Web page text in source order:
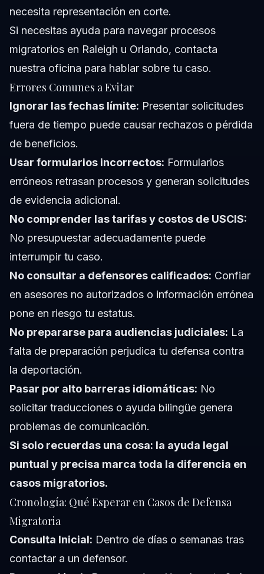
necesita representación en corte.
Si necesitas ayuda para navegar procesos
migratorios en Raleigh u Orlando, contacta
nuestra oficina para hablar sobre tu caso.
Errores Comunes a Evitar
Ignorar las fechas límite: Presentar solicitudes
fuera de tiempo puede causar rechazos o pérdida
de beneficios.
Usar formularios incorrectos: Formularios
erróneos retrasan procesos y generan solicitudes
de evidencia adicional.
No comprender las tarifas y costos de USCIS:
No presupuestar adecuadamente puede
interrumpir tu caso.
No consultar a defensores calificados: Confiar
en asesores no autorizados o información errónea
pone en riesgo tu estatus.
No prepararse para audiencias judiciales: La
falta de preparación perjudica tu defensa contra
la deportación.
Pasar por alto barreras idiomáticas: No
solicitar traducciones o ayuda bilingüe genera
problemas de comunicación.
Si solo recuerdas una cosa: la ayuda legal
puntual y precisa marca toda la diferencia en
casos migratorios.
Cronología: Qué Esperar en Casos de Defensa
Migratoria
Consulta Inicial: Dentro de días o semanas tras
contactar a un defensor.